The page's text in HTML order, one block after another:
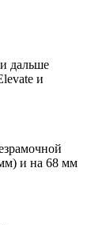
дальше
и
и на 68 мм